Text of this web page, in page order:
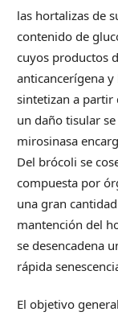
las hortalizas de
contenido de
cuyos productos
anticancerígena
sintetizan a partir
un daño tisular
mirosinasa
Del brócoli se
compuesta por
una gran
mantención del
se desencadena
rápida
El objetivo